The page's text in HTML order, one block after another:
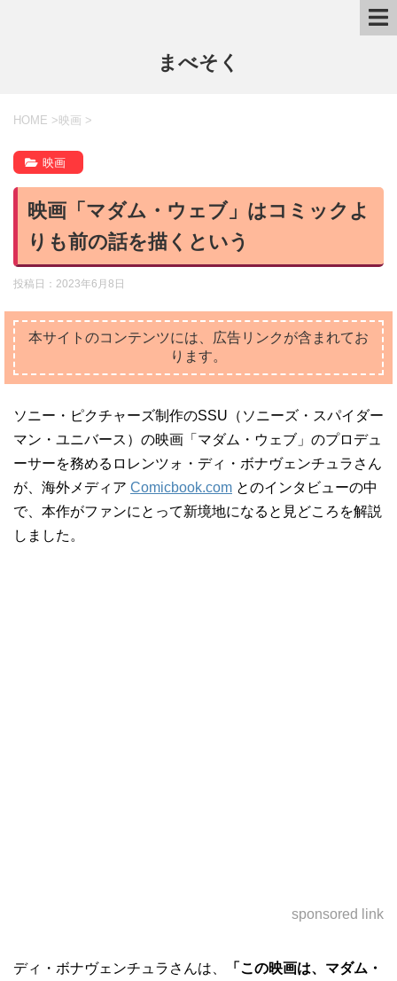
まべそく
HOME > 映画 >
映画
映画「マダム・ウェブ」はコミックよ
りも前の話を描くという
投稿日： 2023年6月8日
本サイトのコンテンツには、広告リンクが含まれてお
ります。
ソニー・ピクチャーズ制作のSSU（ソニーズ・スパイダー
マン・ユニバース）の映画「マダム・ウェブ」のプロデュ
ーサーを務めるロレンツォ・ディ・ボナヴェンチュラさん
が、海外メディア Comicbook.com とのインタビューの中
で、本作がファンにとって新境地になると見どころを解説
しました。
sponsored link
ディ・ボナヴェンチュラさんは、
「この映画は、マダム・